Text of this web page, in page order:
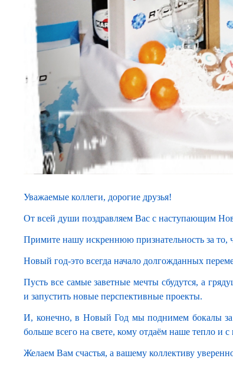
Уважаемые коллеги, дорогие друзья!
От всей души поздравляем Вас с наступающим
Примите нашу искреннюю признательность за
Новый год-это всегда начало долгожданных
Пусть все самые заветные мечты сбудутся, а
и запустить новые перспективные проекты.
И, конечно, в Новый Год мы поднимем бокалы за
больше всего на свете, кому отдаём наше тепло и
Желаем Вам счастья, а вашему коллективу